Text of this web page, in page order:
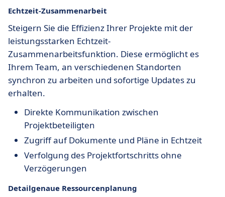
Echtzeit-Zusammenarbeit
Steigern Sie die Effizienz Ihrer Projekte mit der
leistungsstarken Echtzeit-
Zusammenarbeitsfunktion. Diese ermöglicht es
Ihrem Team, an verschiedenen Standorten
synchron zu arbeiten und sofortige Updates zu
erhalten.
Direkte Kommunikation zwischen
Projektbeteiligten
Zugriff auf Dokumente und Pläne in Echtzeit
Verfolgung des Projektfortschritts ohne
Verzögerungen
Detailgenaue Ressourcenplanung